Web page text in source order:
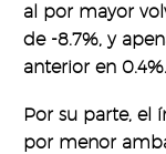
al por mayor
de -8.7%, y
anterior en 0.4%.
Por su parte, el
por menor